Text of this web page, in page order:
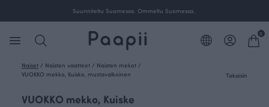
Ilmainen toimitus yli 100 € tilauksille Suomessa.
0
Naiset / Naisten vaatteet / Naisten mekot /
VUOKKO mekko, Kuiske, mustavalkoinen
Takaisin
VUOKKO mekko, Kuiske